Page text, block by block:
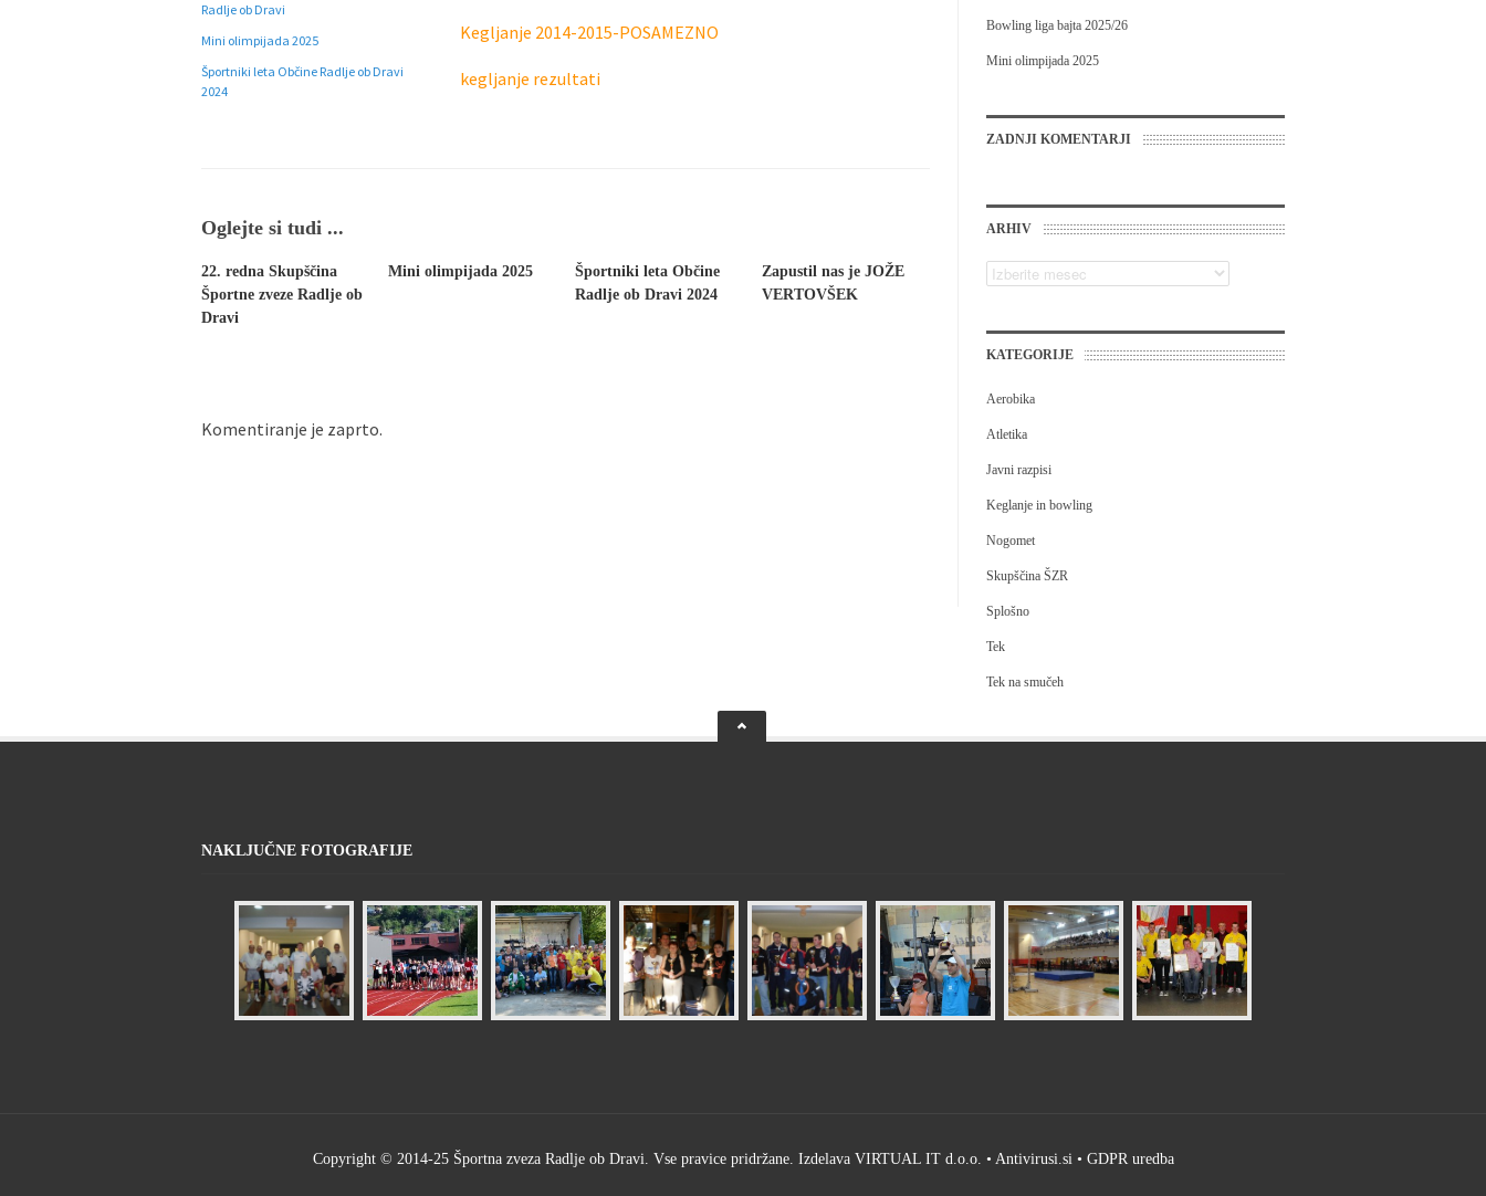
Radlje ob Dravi
Mini olimpijada 2025
Športniki leta Občine Radlje ob Dravi
2024
Kegljanje 2014-2015-POSAMEZNO
kegljanje rezultati
Oglejte si tudi ...
22. redna Skupščina
Športne zveze Radlje ob
Dravi
Mini olimpijada 2025
Športniki leta Občine
Radlje ob Dravi 2024
Zapustil nas je JOŽE
VERTOVŠEK
Komentiranje je zaprto.
Bowling liga bajta 2025/26
Mini olimpijada 2025
ZADNJI KOMENTARJI
ARHIV
KATEGORIJE
Aerobika
Atletika
Javni razpisi
Keglanje in bowling
Nogomet
Skupščina ŠZR
Splošno
Tek
Tek na smučeh
NAKLJUČNE FOTOGRAFIJE
Copyright © 2014-25 Športna zveza Radlje ob Dravi. Vse pravice pridržane. Izdelava VIRTUAL IT d.o.o. • Antivirusi.si• GDPR uredba